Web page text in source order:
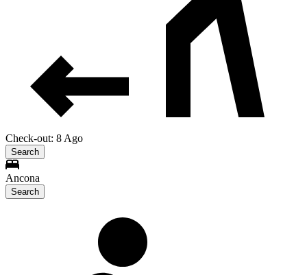
Check-out: 8 Ago
Search
Ancona
Search